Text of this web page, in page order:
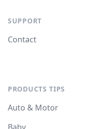
SUPPORT
Contact
PRODUCTS TIPS
Auto & Motor